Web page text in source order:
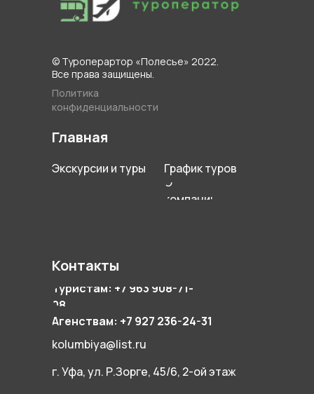
© Туроперартор «Полесье» 2022.
Все права защищены.
Контакты
Туристам: +7 963 908-71-
08
Агенствам: +7 927 236-24-31
г. Уфа, ул. Р.Зорге, 45/6, 2-ой этаж
kolumbiya@list.ru
Главная
Экскурсии и туры
График туров
О
компании
Политика
конфиденциальности